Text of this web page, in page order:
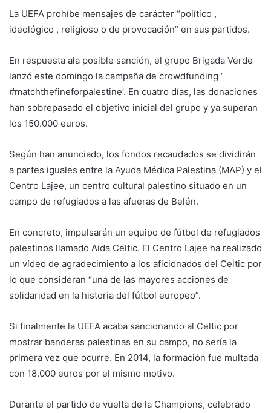
La UEFA prohíbe mensajes de carácter “político ,
ideológico , religioso o de provocación” en sus partidos.
En respuesta ala posible sanción, el grupo Brigada Verde
lanzó este domingo la campaña de crowdfunding ‘
#matchthefineforpalestine’. En cuatro días, las donaciones
han sobrepasado el objetivo inicial del grupo y ya superan
los 150.000 euros.
Según han anunciado, los fondos recaudados se dividirán
a partes iguales entre la Ayuda Médica Palestina (MAP) y el
Centro Lajee, un centro cultural palestino situado en un
campo de refugiados a las afueras de Belén.
En concreto, impulsarán un equipo de fútbol de refugiados
palestinos llamado Aida Celtic. El Centro Lajee ha realizado
un vídeo de agradecimiento a los aficionados del Celtic por
lo que consideran “una de las mayores acciones de
solidaridad en la historia del fútbol europeo”.
Si finalmente la UEFA acaba sancionando al Celtic por
mostrar banderas palestinas en su campo, no sería la
primera vez que ocurre. En 2014, la formación fue multada
con 18.000 euros por el mismo motivo.
Durante el partido de vuelta de la Champions, celebrado